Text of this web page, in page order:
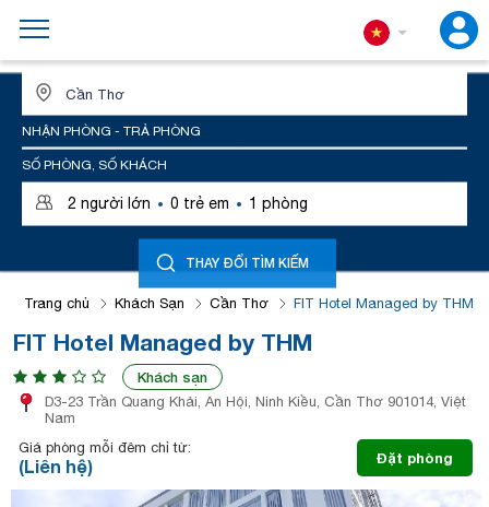
NHẬN PHÒNG - TRẢ PHÒNG
SỐ PHÒNG, SỐ KHÁCH
2 người lớn · 0 trẻ em · 1 phòng
THAY ĐỔI TÌM KIẾM
Trang chủ Khách Sạn Cần Thơ FIT Hotel Managed by THM
FIT Hotel Managed by THM
Khách sạn
D3-23 Trần Quang Khải, An Hội, Ninh Kiều, Cần Thơ 901014, Việt
Nam
Giá phòng mỗi đêm chỉ từ:
(Liên hệ) Đặt phòng